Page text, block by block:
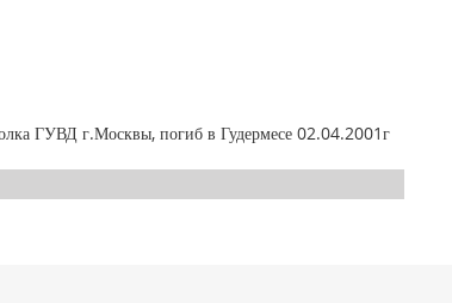
ГУВД г.Москвы, погиб в Гудермесе 02.04.2001г